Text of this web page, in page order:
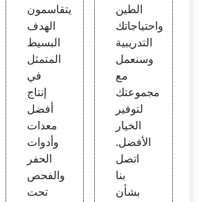
يتقاسمون
الهدف
البسيط
المتمثل
في
إنتاج
أفضل
معدات
وأدوات
الحفر
والفحص
تحت
الطين
واحتياجاتك
التدريبية
وسنعمل
مع
مجموعتك
لتوفير
الخيار
الأفضل.
اتصل
بنا
بشأن